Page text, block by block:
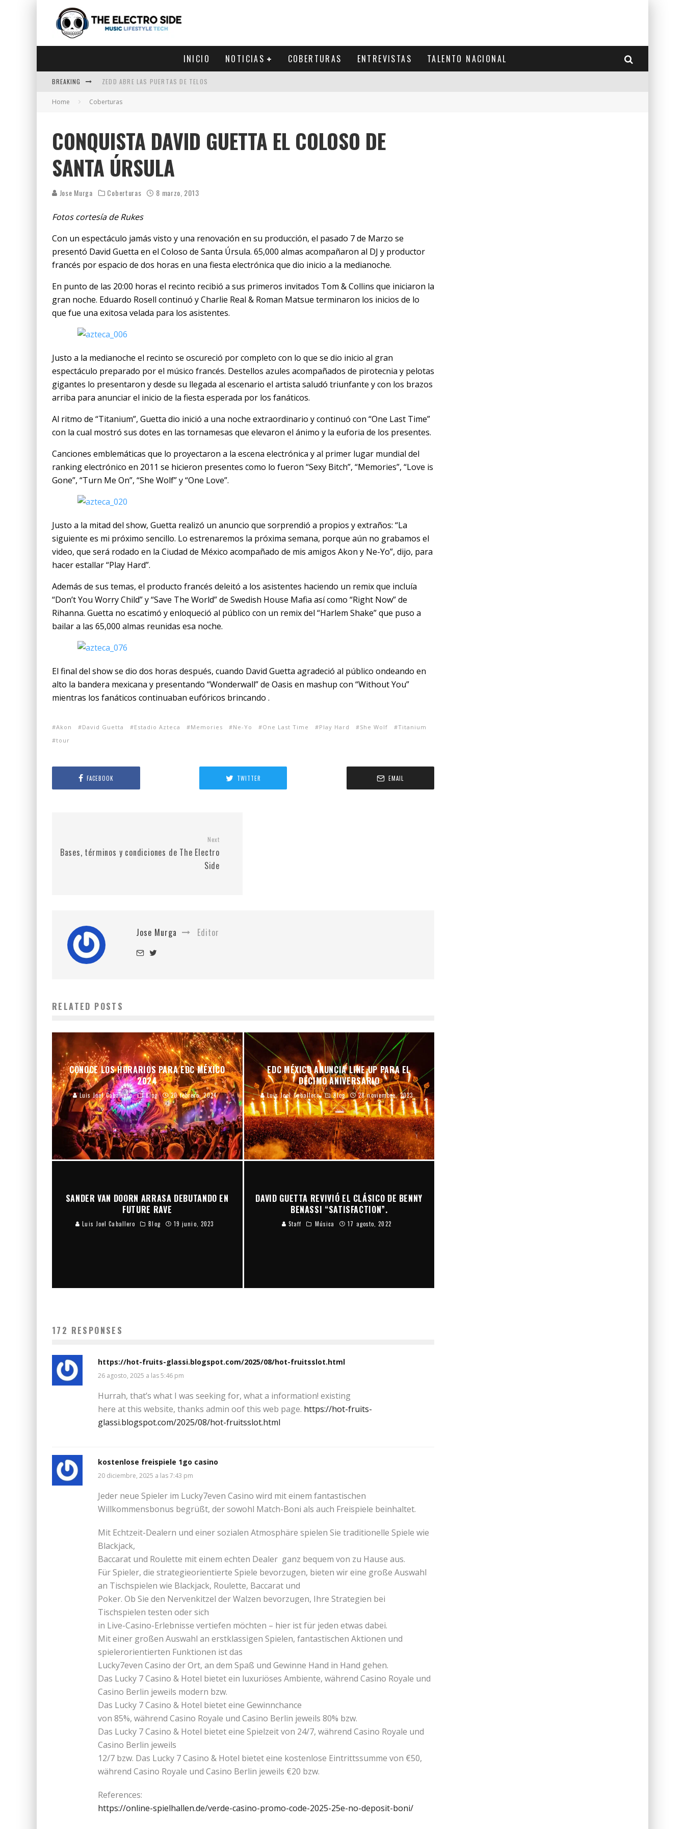
INICIO NOTICIAS COBERTURAS ENTREVISTAS TALENTO NACIONAL
BREAKING ZEDD ABRE LAS PUERTAS DE TELOS
ZEDD IN THE PARK VUELVE A LA
ZEDD REGRESA CON MUCHA SUERTE
Home Coberturas
CONQUISTA DAVID GUETTA EL COLOSO DE
SANTA ÚRSULA
Jose Murga Coberturas 8 marzo, 2013
Fotos cortesía de Rukes
Con un espectáculo jamás visto y una renovación en su producción, el pasado 7 de Marzo se
presentó David Guetta en el Coloso de Santa Úrsula. 65,000 almas acompañaron al DJ y productor
francés por espacio de dos horas en una fiesta electrónica que dio inicio a la medianoche.
En punto de las 20:00 horas el recinto recibió a sus primeros invitados Tom & Collins que iniciaron la
gran noche. Eduardo Rosell continuó y Charlie Real & Roman Matsue terminaron los inicios de lo
que fue una exitosa velada para los asistentes.
Justo a la medianoche el recinto se oscureció por completo con lo que se dio inicio al gran
espectáculo preparado por el músico francés. Destellos azules acompañados de pirotecnia y pelotas
gigantes lo presentaron y desde su llegada al escenario el artista saludó triunfante y con los brazos
arriba para anunciar el inicio de la fiesta esperada por los fanáticos.
Al ritmo de “Titanium”, Guetta dio inició a una noche extraordinario y continuó con “One Last Time”
con la cual mostró sus dotes en las tornamesas que elevaron el ánimo y la euforia de los presentes.
Canciones emblemáticas que lo proyectaron a la escena electrónica y al primer lugar mundial del
ranking electrónico en 2011 se hicieron presentes como lo fueron “Sexy Bitch”, “Memories”, “Love is
Gone”, “Turn Me On”, “She Wolf” y “One Love”.
Justo a la mitad del show, Guetta realizó un anuncio que sorprendió a propios y extraños: “La
siguiente es mi próximo sencillo. Lo estrenaremos la próxima semana, porque aún no grabamos el
video, que será rodado en la Ciudad de México acompañado de mis amigos Akon y Ne-Yo”, dijo, para
hacer estallar “Play Hard”.
Además de sus temas, el producto francés deleitó a los asistentes haciendo un remix que incluía
“Don’t You Worry Child” y “Save The World” de Swedish House Mafia así como “Right Now” de
Rihanna. Guetta no escatimó y enloqueció al público con un remix del “Harlem Shake” que puso a
bailar a las 65,000 almas reunidas esa noche.
El final del show se dio dos horas después, cuando David Guetta agradeció al público ondeando en
alto la bandera mexicana y presentando “Wonderwall” de Oasis en mashup con “Without You”
mientras los fanáticos continuaban eufóricos brincando .
Akon David Guetta Estadio Azteca Memories Ne-Yo One Last Time Play Hard She Wolf
Titanium
tour
FACEBOOK TWITTER EMAIL
Next
Bases, términos y condiciones de The Electro
Side
Jose Murga Editor
RELATED POSTS
CONOCE LOS HORARIOS PARA EDC MÉXICO
2024
Luis Joel Caballero Blog 20 febrero, 2024
EDC MÉXICO ANUNCIA LINE UP PARA EL
DÉCIMO ANIVERSARIO
Luis Joel Caballero Blog 28 noviembre, 2023
SANDER VAN DOORN ARRASA DEBUTANDO EN
FUTURE RAVE
Luis Joel Caballero Blog 19 junio, 2023
DAVID GUETTA REVIVIÓ EL CLÁSICO DE BENNY
BENASSI “SATISFACTION”.
Staff Música 17 agosto, 2022
172 RESPONSES
https://hot-fruits-glassi.blogspot.com/2025/08/hot-fruitsslot.html
26 agosto, 2025 a las 5:46 pm
Hurrah, that’s what I was seeking for, what a information! existing
here at this website, thanks admin oof this web page. https://hot-fruits-
glassi.blogspot.com/2025/08/hot-fruitsslot.html
kostenlose freispiele 1go casino
20 diciembre, 2025 a las 7:43 pm
Jeder neue Spieler im Lucky7even Casino wird mit einem fantastischen
Willkommensbonus begrüßt, der sowohl Match-Boni als auch Freispiele beinhaltet.
Mit Echtzeit-Dealern und einer sozialen Atmosphäre spielen Sie traditionelle Spiele wie
Blackjack,
Baccarat und Roulette mit einem echten Dealer ganz bequem von zu Hause aus.
Für Spieler, die strategieorientierte Spiele bevorzugen, bieten wir eine große Auswahl
an Tischspielen wie Blackjack, Roulette, Baccarat und
Poker. Ob Sie den Nervenkitzel der Walzen bevorzugen, Ihre Strategien bei
Tischspielen testen oder sich
in Live-Casino-Erlebnisse vertiefen möchten – hier ist für jeden etwas dabei.
Mit einer großen Auswahl an erstklassigen Spielen, fantastischen Aktionen und
spielerorientierten Funktionen ist das
Lucky7even Casino der Ort, an dem Spaß und Gewinne Hand in Hand gehen.
Das Lucky 7 Casino & Hotel bietet ein luxuriöses Ambiente, während Casino Royale und
Casino Berlin jeweils modern bzw.
Das Lucky 7 Casino & Hotel bietet eine Gewinnchance
von 85%, während Casino Royale und Casino Berlin jeweils 80% bzw.
Das Lucky 7 Casino & Hotel bietet eine Spielzeit von 24/7, während Casino Royale und
Casino Berlin jeweils
12/7 bzw. Das Lucky 7 Casino & Hotel bietet eine kostenlose Eintrittssumme von €50,
während Casino Royale und Casino Berlin jeweils €20 bzw.
References:
https://online-spielhallen.de/verde-casino-promo-code-2025-25e-no-deposit-boni/